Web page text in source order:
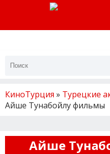
КиноТурция » Турецкие
Айше Тунабойлу фильмы
Айше